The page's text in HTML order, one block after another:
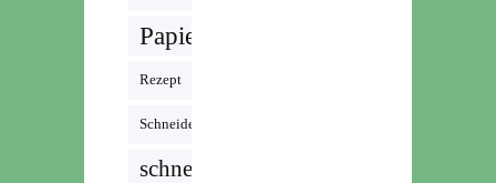
Papier
Rezept
Schneiden
schnell